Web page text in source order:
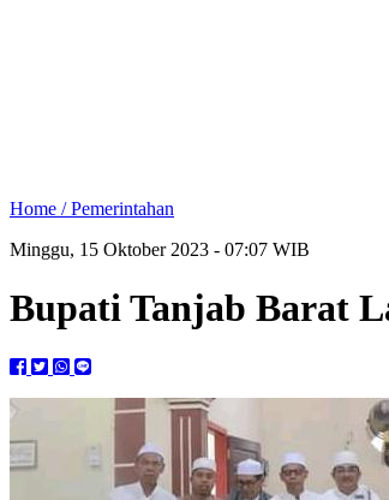
Home /Pemerintahan
Minggu, 15 Oktober 2023 - 07:07 WIB
Bupati Tanjab Barat